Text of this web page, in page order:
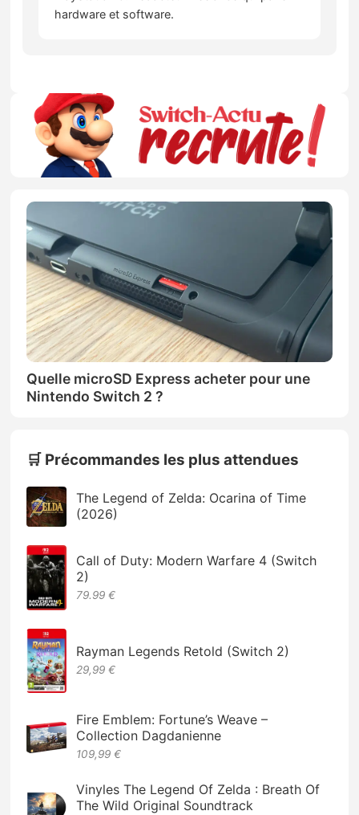
hardware et software.
Quelle microSD Express acheter pour une
Nintendo Switch 2 ?
🛒 Précommandes les plus attendues
The Legend of Zelda: Ocarina of Time
(2026)
Call of Duty: Modern Warfare 4 (Switch
2)
79.99 €
Rayman Legends Retold (Switch 2)
29,99 €
Fire Emblem: Fortune’s Weave –
Collection Dagdanienne
109,99 €
Vinyles The Legend Of Zelda : Breath Of
The Wild Original Soundtrack